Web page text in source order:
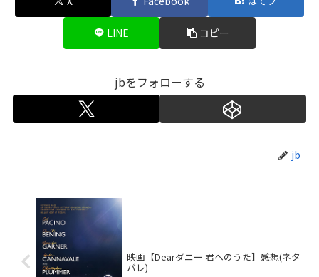
LINE コピー
jbをフォローする
jb
映画【Dearダニー 君へのうた】感想(ネタ
バレ)